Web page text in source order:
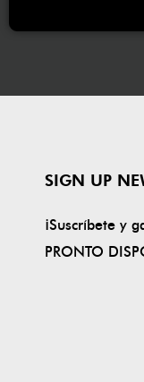
SIGN UP
¡Suscríbete y
PRONTO